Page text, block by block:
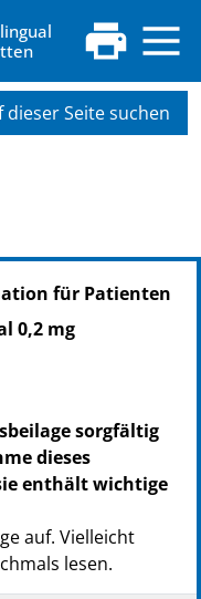
dieser Seite suchen
für Patienten
0,2 mg
sorgfältig
dieses
enthält wichtige
auf. Vielleicht
lesen.